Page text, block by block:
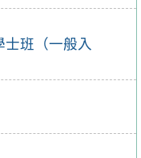
士班（一般入